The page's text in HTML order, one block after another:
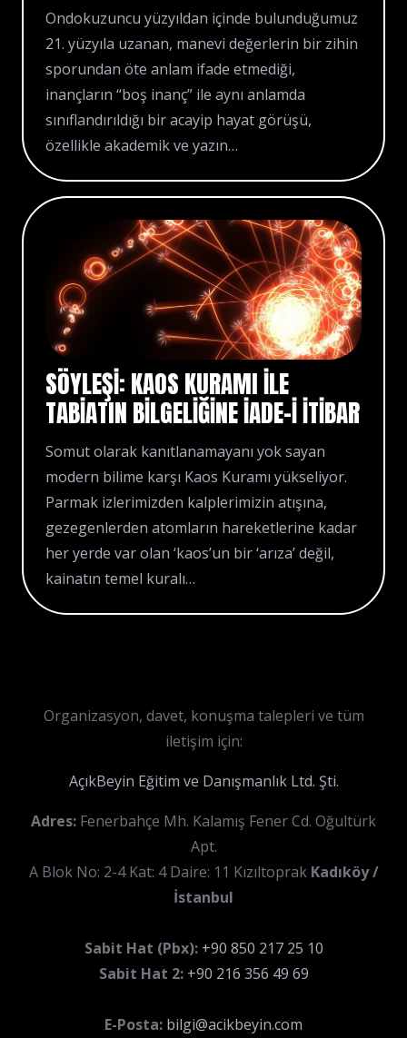
Ondokuzuncu yüzyıldan içinde bulunduğumuz
21. yüzyıla uzanan, manevi değerlerin bir zihin
sporundan öte anlam ifade etmediği,
inançların “boş inanç” ile aynı anlamda
sınıflandırıldığı bir acayip hayat görüşü,
özellikle akademik ve yazın…
SÖYLEŞI: KAOS KURAMI ILE
TABIATIN BILGELIĞINE IADE-I ITIBAR
Somut olarak kanıtlanamayanı yok sayan
modern bilime karşı Kaos Kuramı yükseliyor.
Parmak izlerimizden kalplerimizin atışına,
gezegenlerden atomların hareketlerine kadar
her yerde var olan ‘kaos’un bir ‘arıza’ değil,
kainatın temel kuralı…
Organizasyon, davet, konuşma talepleri ve tüm
iletişim için:
AçıkBeyin Eğitim ve Danışmanlık Ltd. Şti.
Adres: Fenerbahçe Mh. Kalamış Fener Cd. Oğultürk
Apt.
A Blok No: 2-4 Kat: 4 Daire: 11 Kızıltoprak Kadıköy /
İstanbul
Sabit Hat (Pbx): +90 850 217 25 10
Sabit Hat 2: +90 216 356 49 69
E-Posta: bilgi@acikbeyin.com